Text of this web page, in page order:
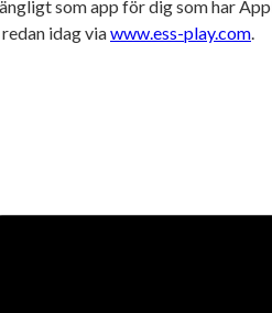
som app för dig som har
idag viawww.ess-play.com.